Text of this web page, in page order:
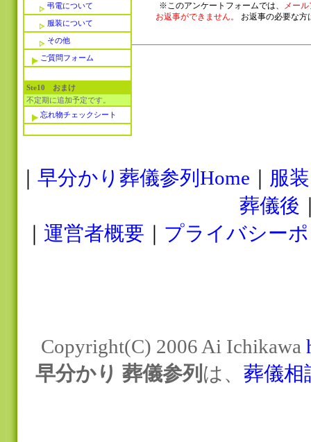
弔電について
服装について
その他
ご質問フォーム
Ste10 おまけ
不定期に追加予定です。
忘れ物チェックシート
※このアンケートフォームでは、
メー
お返事ができません。
お返事の必要な方
｜ 早分かり葬儀参列Home ｜ 服装
葬儀後
｜ 運営者概要 ｜ プライバシー
Copyright(C) 2006 Ai Ichikawa
早分かり 葬儀参列 は、 葬儀相